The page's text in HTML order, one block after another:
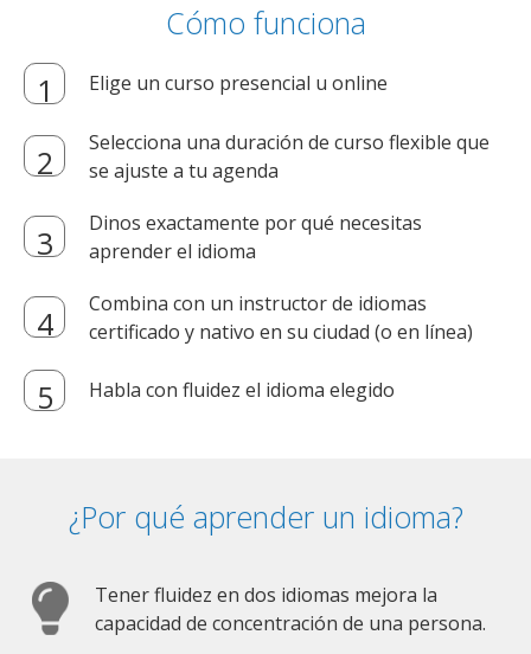
Cómo funciona
Elige un curso presencial u online
Selecciona una duración de curso flexible que
se ajuste a tu agenda
Dinos exactamente por qué necesitas
aprender el idioma
Combina con un instructor de idiomas
certificado y nativo en su ciudad (o en línea)
Habla con fluidez el idioma elegido
¿Por qué aprender un idioma?
Tener fluidez en dos idiomas mejora la
capacidad de concentración de una persona.